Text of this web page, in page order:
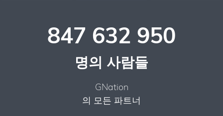
847 632 950
명의 사람들
GNation
의 모든 파트너